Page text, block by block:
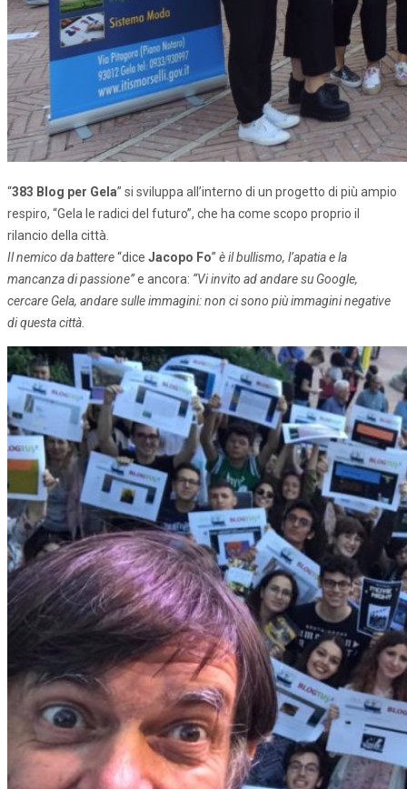
“383 Blog per Gela” si sviluppa all’interno di un progetto di più ampio
respiro, “Gela le radici del futuro”, che ha come scopo proprio il
rilancio della città.
Il nemico da battere“dice Jacopo Fo” è il bullismo, l’apatia e la
mancanza di passione”e ancora: “Vi invito ad andare su Google,
cercare Gela, andare sulle immagini: non ci sono più immagini negative
di questa città.